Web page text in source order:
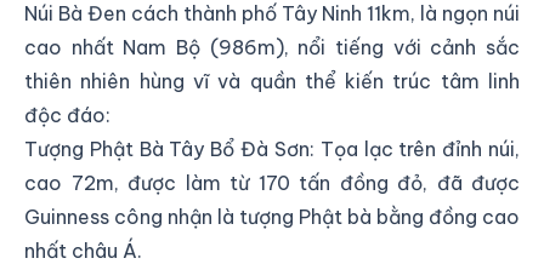
Núi Bà Đen cách thành phố Tây Ninh 11km, là ngọn núi
cao nhất Nam Bộ (986m), nổi tiếng với cảnh sắc
thiên nhiên hùng vĩ và quần thể kiến trúc tâm linh
độc đáo:
Tượng Phật Bà Tây Bổ Đà Sơn: Tọa lạc trên đỉnh núi,
cao 72m, được làm từ 170 tấn đồng đỏ, đã được
Guinness công nhận là tượng Phật bà bằng đồng cao
nhất châu Á.